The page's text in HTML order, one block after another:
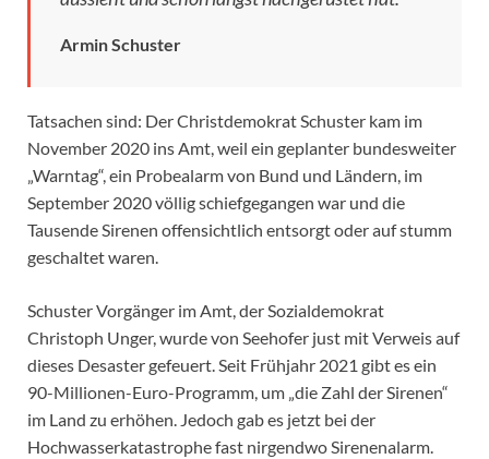
Armin Schuster
Tatsachen sind: Der Christdemokrat Schuster kam im
November 2020 ins Amt, weil ein geplanter bundesweiter
„Warntag“, ein Probealarm von Bund und Ländern, im
September 2020 völlig schiefgegangen war und die
Tausende Sirenen offensichtlich entsorgt oder auf stumm
geschaltet waren.
Schuster Vorgänger im Amt, der Sozialdemokrat
Christoph Unger, wurde von Seehofer just mit Verweis auf
dieses Desaster gefeuert. Seit Frühjahr 2021 gibt es ein
90-Millionen-Euro-Programm, um „die Zahl der Sirenen“
im Land zu erhöhen. Jedoch gab es jetzt bei der
Hochwasserkatastrophe fast nirgendwo Sirenenalarm.